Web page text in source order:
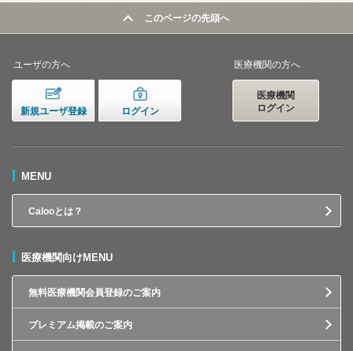
このページの先頭へ
ユーザの方へ
新規ユーザ登録 ログイン
医療機関の方へ
医療機関
ログイン
MENU
Calooとは？
医療機関向けMENU
無料医療機関会員登録のご案内
プレミアム掲載のご案内